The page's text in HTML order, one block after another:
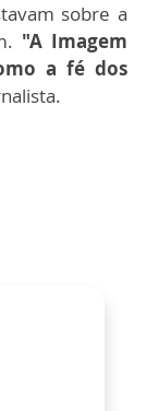
sobre a
"A Imagem
a fé dos